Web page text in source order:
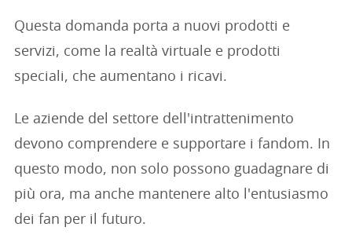
Questa domanda porta a nuovi prodotti e
servizi, come la realtà virtuale e prodotti
speciali, che aumentano i ricavi.
Le aziende del settore dell'intrattenimento
devono comprendere e supportare i fandom. In
questo modo, non solo possono guadagnare di
più ora, ma anche mantenere alto l'entusiasmo
dei fan per il futuro.